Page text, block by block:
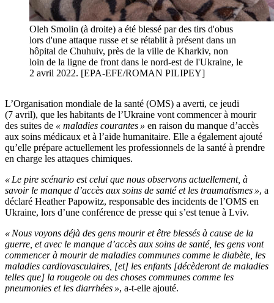
Oleh Smolin (à droite) a été blessé par des tirs d'obus
lors d'une attaque russe et se rétablit à présent dans un
hôpital de Chuhuiv, près de la ville de Kharkiv, non
loin de la ligne de front dans le nord-est de l'Ukraine, le
2 avril 2022. [EPA-EFE/ROMAN PILIPEY]
L’Organisation mondiale de la santé (OMS) a averti, ce jeudi
(7 avril), que les habitants de l’Ukraine vont commencer à mourir
des suites de « maladies courantes » en raison du manque d’accès
aux soins médicaux et à l’aide humanitaire. Elle a également ajouté
qu’elle prépare actuellement les professionnels de la santé à prendre
en charge les attaques chimiques.
« Le pire scénario est celui que nous observons actuellement, à
savoir le manque d’accès aux soins de santé et les traumatismes », a
déclaré Heather Papowitz, responsable des incidents de l’OMS en
Ukraine, lors d’une conférence de presse qui s’est tenue à Lviv.
« Nous voyons déjà des gens mourir et être blessés à cause de la
guerre, et avec le manque d’accès aux soins de santé, les gens vont
commencer à mourir de maladies communes comme le diabète, les
maladies cardiovasculaires, [et] les enfants [décèderont de maladies
telles que] la rougeole ou des choses communes comme les
pneumonies et les diarrhées », a-t-elle ajouté.